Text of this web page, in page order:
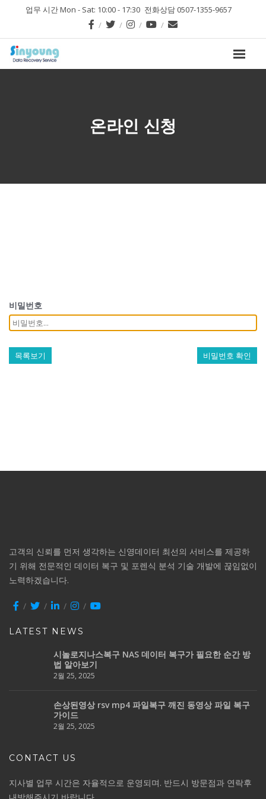
업무 시간 Mon - Sat: 10:00 - 17:30 전화상담 0507-1355-9657
온라인 신청
비밀번호
목록보기 비밀번호 확인
고객의 신뢰를 먼저 생각하는 신영데이터 최선의 서비스를 제공하
기 위해 전문적인 데이터 복구 및 포렌식 분석 기술 개발에 끊임없이
노력하겠습니다.
LATEST NEWS
시놀로지나스복구 NAS 데이터 복구가 필요한 순간 방
법 알아보기
2월 25, 2025
손상된영상 rsv mp4 파일복구 깨진 동영상 파일 복구
가이드
2월 25, 2025
CONTACT US
지사별 업무 시간은 자율적으로 운영되며. 반드시 방문점과 연락후